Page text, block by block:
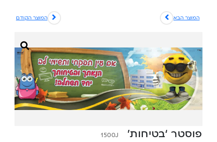
המוצר הקודם המוצר הבא
פוסטר ‘בטיחות’ 1500J